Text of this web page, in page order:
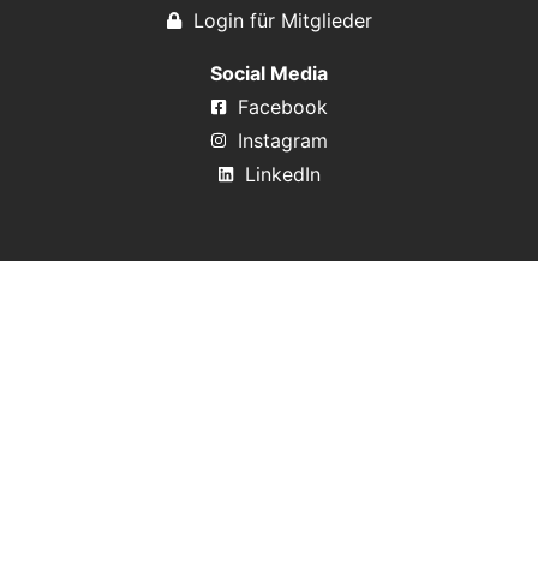
Login für Mitglieder
Social Media
Facebook
Instagram
LinkedIn